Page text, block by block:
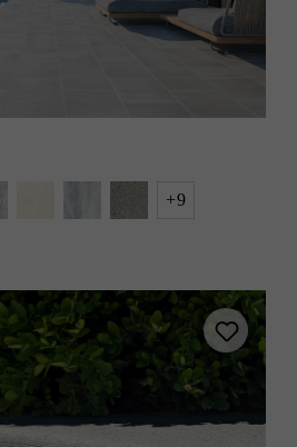
köd
nemeszúzalék
gránit-fekete
nemeszúzalékos
krém-fekete
palaszürke árnyalt
+9